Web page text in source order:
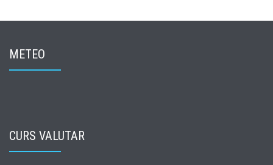
METEO
CURS VALUTAR